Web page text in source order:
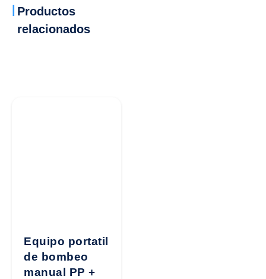
Productos
relacionados
Equipo portatil
de bombeo
manual PP +